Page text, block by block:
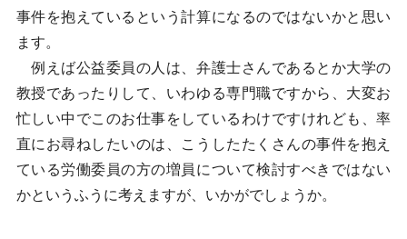
事件を抱えているという計算になるのではないかと思い
ます。
例えば公益委員の人は、弁護士さんであるとか大学の
教授であったりして、いわゆる専門職ですから、大変お
忙しい中でこのお仕事をしているわけですけれども、率
直にお尋ねしたいのは、こうしたたくさんの事件を抱え
ている労働委員の方の増員について検討すべきではない
かというふうに考えますが、いかがでしょうか。